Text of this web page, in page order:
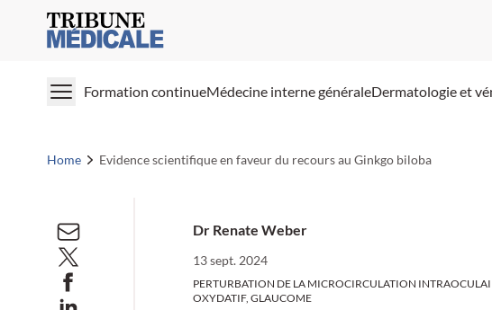
Medical Tribune
Formation continueMédecine interne généraleDermatologie et
Home Evidence scientifique en faveur du recours au Ginkgo biloba
Dr Renate Weber
13 sept. 2024
PERTURBATION DE LA MICROCIRCULATION
OXYDATIF, GLAUCOME